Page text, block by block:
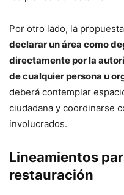
Por otro lado, la
declarar un área como
directamente por la
de cualquier persona u
deberá contemplar
ciudadana y coordinarse
involucrados.
Lineamientos
restauración